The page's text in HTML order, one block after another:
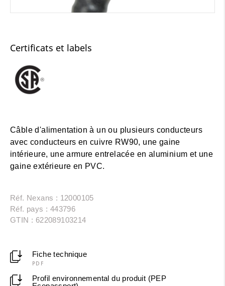
Certificats et labels
Câble d'alimentation à un ou plusieurs conducteurs
avec conducteurs en cuivre RW90, une gaine
intérieure, une armure entrelacée en aluminium et une
gaine extérieure en PVC.
Réf. Nexans : 12000105
Réf. pays : 443796
GTIN : 622089103214
Fiche technique
PDF
Profil environnemental du produit (PEP